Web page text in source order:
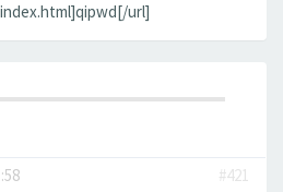
url]
#421